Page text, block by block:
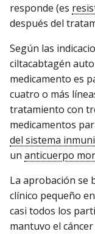
responde (es
después del
Según las
ciltacabtagén
medicamento es
cuatro o más
tratamiento con
medicamentos
del sistema
un anticuerpo
La aprobación se
clínico pequeño
casi todos los
mantuvo el